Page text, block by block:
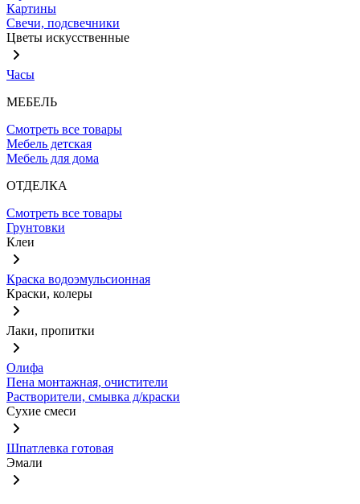
Картины
Свечи, подсвечники
Цветы искусственные
Часы
МЕБЕЛЬ
Смотреть все товары
Мебель детская
Мебель для дома
ОТДЕЛКА
Смотреть все товары
Грунтовки
Клеи
Краска водоэмульсионная
Краски, колеры
Лаки, пропитки
Олифа
Пена монтажная, очистители
Растворители, смывка д/краски
Сухие смеси
Шпатлевка готовая
Эмали